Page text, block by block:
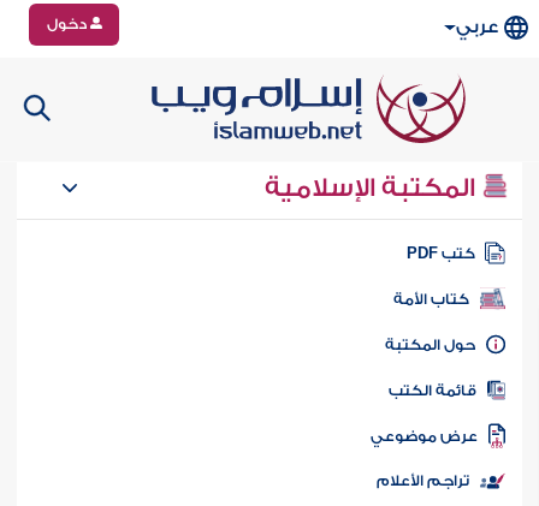
عربي دخول
المكتبة الإسلامية
كتب PDF
كتاب الأمة
المكتبة
الكتب
موضوعي